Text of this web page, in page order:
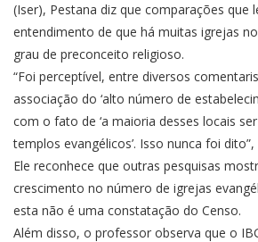
(Iser), Pestana diz que comparações que
entendimento de que há muitas igrejas
grau de preconceito religioso.
“Foi perceptível, entre diversos
associação do ‘alto número de
com o fato de ‘a maioria desses locais
templos evangélicos’. Isso nunca foi
Ele reconhece que outras pesquisas
crescimento no número de igrejas
esta não é uma constatação do Censo.
Além disso, o professor observa que o